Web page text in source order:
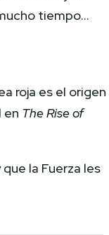
tiempo…
roja es el origen
en The Rise of
la Fuerza les